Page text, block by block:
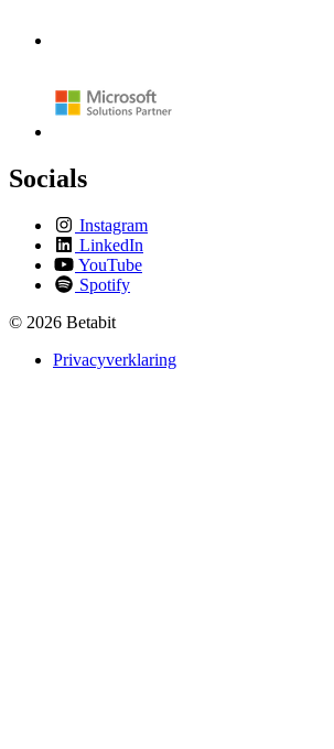
Socials
Instagram
LinkedIn
YouTube
Spotify
© 2026 Betabit
Privacyverklaring